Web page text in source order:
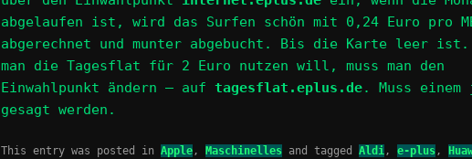
abgelaufen ist, wird das Surfen schön mit 0,24 Euro pro
abgerechnet und munter abgebucht. Bis die Karte leer ist.
man die Tagesflat für 2 Euro nutzen will, muss man den
Einwahlpunkt ändern – auf tagesflat.eplus.de. Muss
gesagt werden.
This entry was posted in Apple, Maschinellesand tagged Aldi, e-plus,